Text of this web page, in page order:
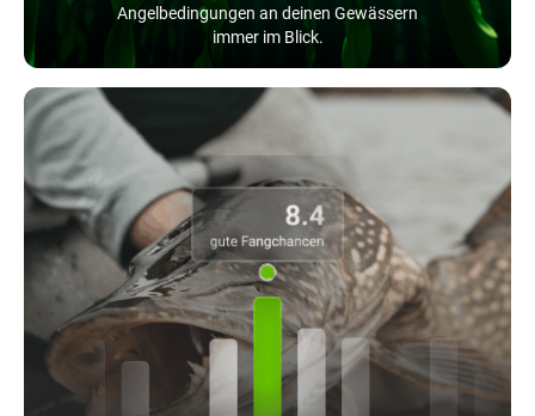
Angelbedingungen an deinen Gewässern
immer im Blick.